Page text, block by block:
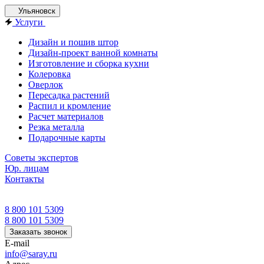
Ульяновск
Услуги
Дизайн и пошив штор
Дизайн-проект ванной комнаты
Изготовление и сборка кухни
Колеровка
Оверлок
Пересадка растений
Распил и кромление
Расчет материалов
Резка металла
Подарочные карты
Советы экспертов
Юр. лицам
Контакты
8 800 101 5309
8 800 101 5309
Заказать звонок
E-mail
info@saray.ru